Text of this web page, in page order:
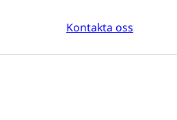
Kontakta oss